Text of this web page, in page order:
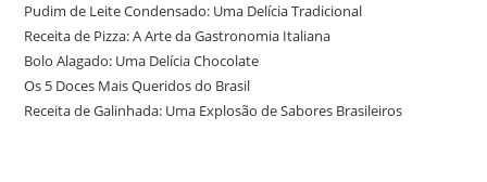
Pudim de Leite Condensado: Uma Delícia Tradicional
Receita de Pizza: A Arte da Gastronomia Italiana
Bolo Alagado: Uma Delícia Chocolate
Os 5 Doces Mais Queridos do Brasil
Receita de Galinhada: Uma Explosão de Sabores Brasileiros